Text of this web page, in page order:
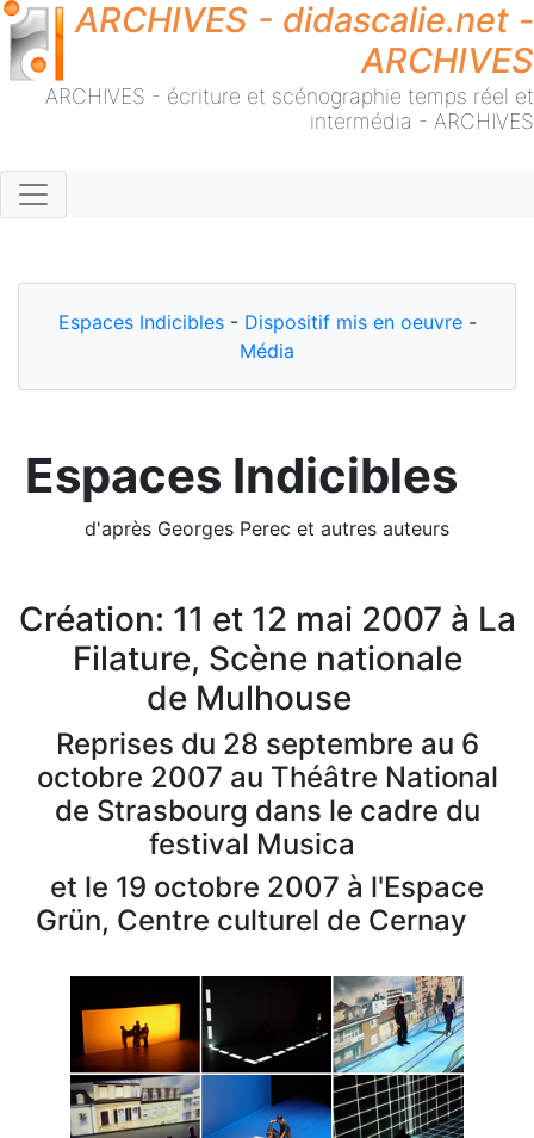
ARCHIVES - didascalie.net -
ARCHIVES
ARCHIVES - écriture et scénographie temps réel et
intermédia - ARCHIVES
Espaces Indicibles- Dispositif mis en oeuvre-
Média
Espaces Indicibles
d'après Georges Perec et autres auteurs
Création: 11 et 12 mai 2007 à La
Filature, Scène nationale
de Mulhouse
Reprises du 28 septembre au 6
octobre 2007 au Théâtre National
de Strasbourg dans le cadre du
festival Musica
et le 19 octobre 2007 à l'Espace
Grün, Centre culturel de Cernay